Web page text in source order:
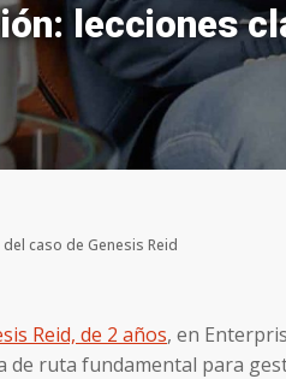
lecciones
caso de Genesis Reid
Reid, de 2 años, en
de ruta fundamental para